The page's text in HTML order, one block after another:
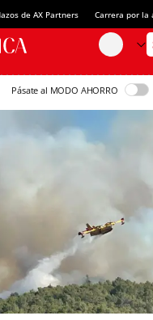
de AX Partners Carrera por la
Pásate al MODO AHORRO